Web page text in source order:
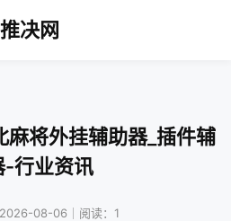
推决网
将外挂辅助器_插件辅
-行业资讯
08-06｜阅读：1